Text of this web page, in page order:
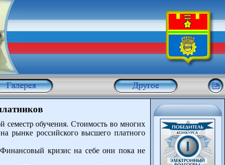
семестр обучения. Стоимость во многих
рынке российского высшего платного
кризис на себе они пока не